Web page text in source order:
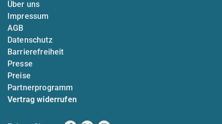
Über uns
Impressum
AGB
Datenschutz
Barrierefreiheit
Presse
Preise
Partnerprogramm
Vertrag widerrufen